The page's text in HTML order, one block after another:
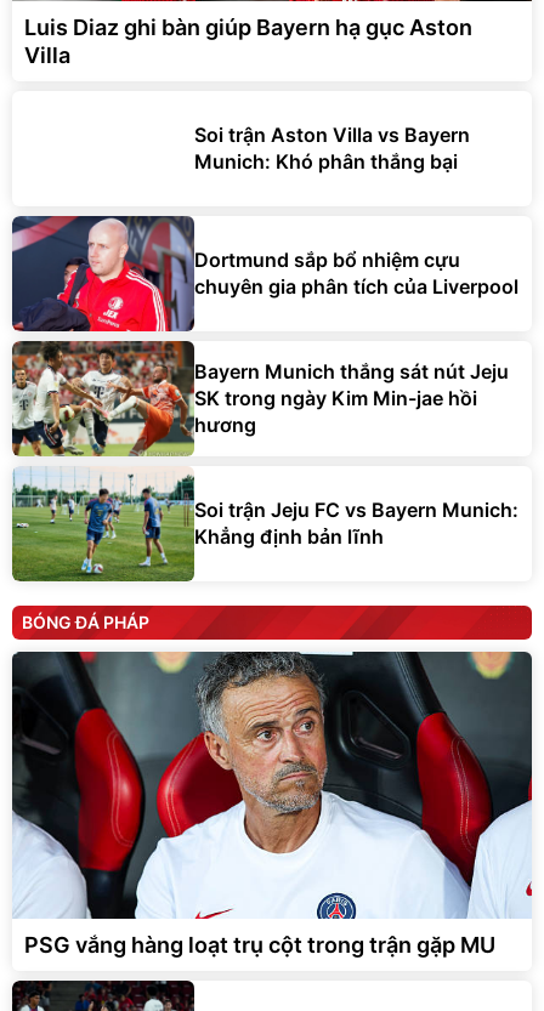
Luis Diaz ghi bàn giúp Bayern hạ gục Aston
Villa
Soi trận Aston Villa vs Bayern
Munich: Khó phân thắng bại
Dortmund sắp bổ nhiệm cựu
chuyên gia phân tích của Liverpool
Bayern Munich thắng sát nút Jeju
SK trong ngày Kim Min-jae hồi
hương
Soi trận Jeju FC vs Bayern Munich:
Khẳng định bản lĩnh
BÓNG ĐÁ PHÁP
PSG vắng hàng loạt trụ cột trong trận gặp MU